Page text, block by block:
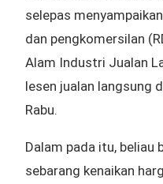
selepas
dan pengkomersilan
Alam Industri Jualan
lesen jualan langsung
Rabu.
Dalam pada itu, beliau
sebarang kenaikan